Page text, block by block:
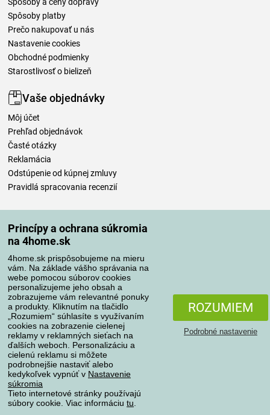
Princípy a ochrana súkromia
na 4home.sk
4home.sk prispôsobujeme na mieru
vám. Na základe vášho správania na
webe pomocou súborov cookies
personalizujeme jeho obsah a
zobrazujeme vám relevantné ponuky
a produkty. Kliknutím na tlačidlo
„Rozumiem“ súhlasíte s využívaním
cookies na zobrazenie cielenej
reklamy v reklamných sieťach na
ďalších weboch. Personalizáciu a
cielenú reklamu si môžete
podrobnejšie nastaviť alebo
kedykoľvek vypnúť v Nastavenie
súkromia
Tieto internetové stránky používajú
súbory cookie. Viac informáciu tu
ROZUMIEM
Podrobné nastavenie
Spôsoby a ceny dopravy
Spôsoby platby
Prečo nakupovať u nás
Nastavenie cookies
Obchodné podmienky
Starostlivosť o bielizeň
Vaše objednávky
Môj účet
Prehľad objednávok
Časté otázky
Reklamácia
Odstúpenie od kúpnej zmluvy
Pravidlá spracovania recenzií
Spôsoby platby
Spoľahlivý obchod